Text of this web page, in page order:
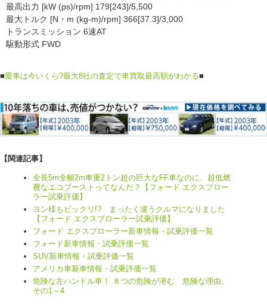
最高出力 [kW (ps)/rpm] 179[243]/5,500
最大トルク [N・m (kg-m)/rpm] 366[37.3]/3,000
トランスミッション 6速AT
駆動形式 FWD
■愛車は今いくら?最大8社の査定で車買取最高額がわかる■
【関連記事】
全長5m全幅2m車重2トン超の巨大なFF車なのに、超低燃
費なエコブーストってなんだ？【フォード エクスプロー
ラー試乗評価】
ヨン様もビックリ!? まったく違うクルマになりました
【フォード エクスプローラー試乗評価】
フォード エクスプローラー新車情報・試乗評価一覧
フォード新車情報・試乗評価一覧
SUV新車情報・試乗評価一覧
アメリカ車新車情報・試乗評価一覧
危険な左ハンドル車！ ８つの危険が潜む 危険な理由、
その1～4